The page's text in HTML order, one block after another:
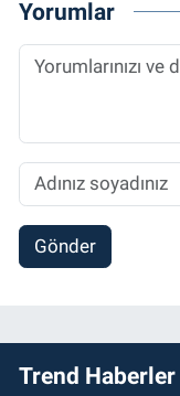
Yorumlar
Gönder
Trend Haberler